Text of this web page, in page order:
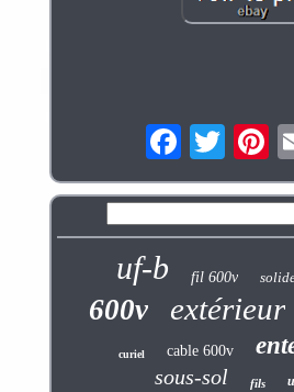
uf-b fil 600v
600v extérieur
curiel cable 600v
sous-sol fils